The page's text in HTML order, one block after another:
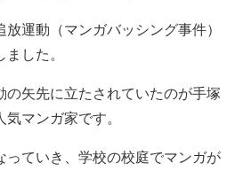
運動（マンガバッシング事件）
した。
の矢先に立たされていたのが手塚
マンガ家です。
っていき、学校の校庭でマンガが